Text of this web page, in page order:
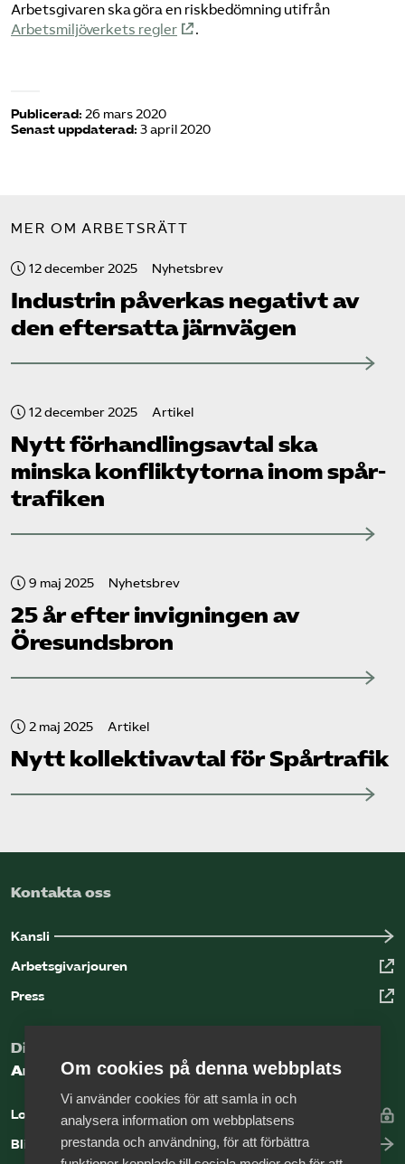
Arbetsgivaren ska göra en riskbedömning utifrån
Arbetsmiljöverkets regler
.
Publicerad: 26 mars 2020
Senast uppdaterad: 3 april 2020
MER OM ARBETSRÄTT
12 december 2025 Nyhetsbrev
Industrin påverkas negativt av
den eftersatta järnvägen
12 december 2025 Artikel
Nytt förhandlingsavtal ska
minska konfliktytorna inom spår­
trafiken
9 maj 2025 Nyhetsbrev
25 år efter invigningen av
Öresundsbron
2 maj 2025 Artikel
Nytt kollektivavtal för Spårtrafik
Kontakta oss
Kansli
Arbetsgivarjouren
Press
Digital kunskapsbank för arbetsgivare
Arbetsgivarguiden
Logga in
Bli medlem
Om cookies på denna webbplats
Vi använder cookies för att samla in och
analysera information om webbplatsens
prestanda och användning, för att förbättra